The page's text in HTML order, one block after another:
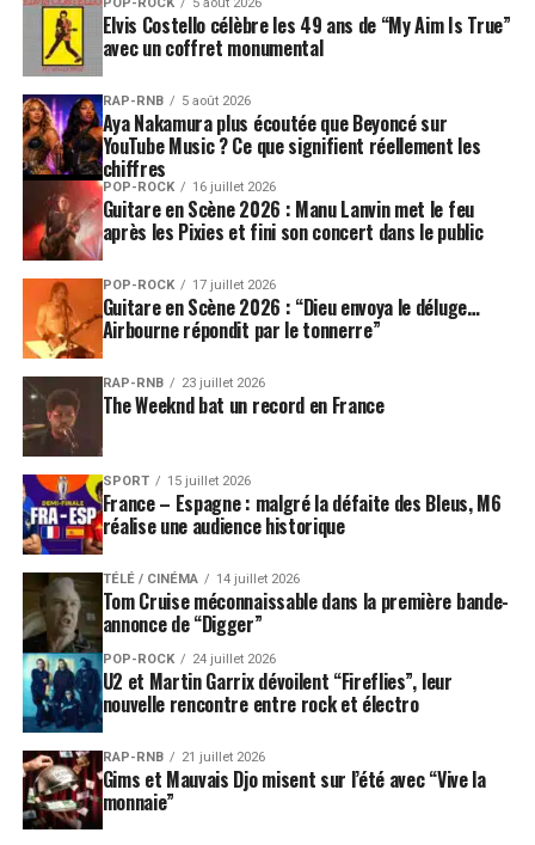
Elvis Costello célèbre les 49 ans de “My Aim Is True”
avec un coffret monumental
RAP-RNB 5 août 2026
Aya Nakamura plus écoutée que Beyoncé sur
YouTube Music ? Ce que signifient réellement les
chiffres
POP-ROCK 16 juillet 2026
Guitare en Scène 2026 : Manu Lanvin met le feu
après les Pixies et fini son concert dans le public
POP-ROCK 17 juillet 2026
Guitare en Scène 2026 : “Dieu envoya le déluge…
Airbourne répondit par le tonnerre”
RAP-RNB 23 juillet 2026
The Weeknd bat un record en France
SPORT 15 juillet 2026
France – Espagne : malgré la défaite des Bleus, M6
réalise une audience historique
TÉLÉ / CINÉMA 14 juillet 2026
Tom Cruise méconnaissable dans la première bande-
annonce de “Digger”
POP-ROCK 24 juillet 2026
U2 et Martin Garrix dévoilent “Fireflies”, leur
nouvelle rencontre entre rock et électro
RAP-RNB 21 juillet 2026
Gims et Mauvais Djo misent sur l’été avec “Vive la
monnaie”